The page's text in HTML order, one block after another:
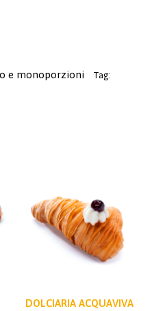
e monoporzioni Tag:
DOLCIARIA ACQUAVIVA